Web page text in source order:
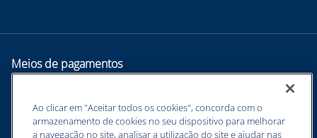
Meios de pagamentos
Ao clicar em "Aceitar todos os cookies", concorda com o
armazenamento de cookies no seu dispositivo para melhorar
a navegação no site, analisar a utilização do site e ajudar nas